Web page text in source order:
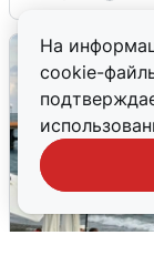
На
cookie-